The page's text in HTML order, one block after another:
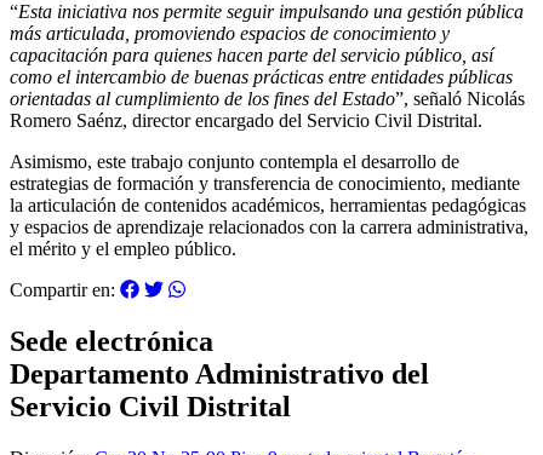
“Esta iniciativa nos permite seguir impulsando una gestión pública
más articulada, promoviendo espacios de conocimiento y
capacitación para quienes hacen parte del servicio público, así
como el intercambio de buenas prácticas entre entidades públicas
orientadas al cumplimiento de los fines del Estado”, señaló Nicolás
Romero Saénz, director encargado del Servicio Civil Distrital.
Asimismo, este trabajo conjunto contempla el desarrollo de
estrategias de formación y transferencia de conocimiento, mediante
la articulación de contenidos académicos, herramientas pedagógicas
y espacios de aprendizaje relacionados con la carrera administrativa,
el mérito y el empleo público.
Compartir en:
Sede electrónica
Departamento Administrativo del
Servicio Civil Distrital